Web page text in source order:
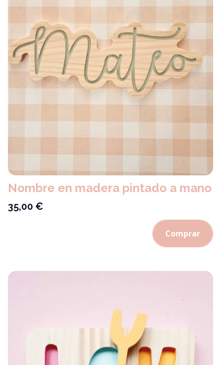
Nombre en madera pintado a mano
35,00 €
Comprar